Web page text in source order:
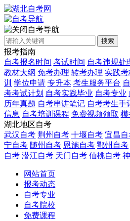
自考导航
搜索
报考指南
自考报名时间 考试时间 自考违规处
教材大纲 免考办理 转考办理 实践
训 学位申请 专升本 考生服务平台
考考试计划 自考实践毕业 自考专业
历年真题 自考串讲笔记 自考考生手
信息 自考培训课程 免费视频领取 模
湖北地区自考
武汉自考 荆州自考 十堰自考 宜昌自
宁自考 随州自考 恩施自考 鄂州自考
自考 潜江自考 天门自考 仙桃自考
网站首页
报考动态
自考专业
自考院校
免费课程